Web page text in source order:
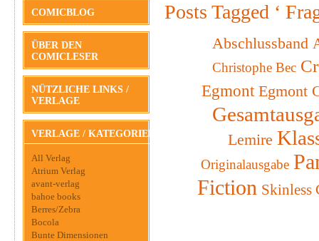
COMICBLOG
ÜBER DEN
COMICLESER
NÜTZLICHE LINKS /
VERLAGE
VERLAGE / KATEGORIEN
All Verlag
Atrium Verlag
avant-verlag
bahoe books
Berres/Zebra
Bocola
Bunte Dimensionen
Posts Tagged ‘
Abschlussband
Christophe Bec
Egmont Egmont
Lemire
Originalausgabe
Fiction Skinless